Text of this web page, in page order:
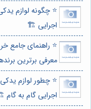
⭐️ چگونه لوازم
اجرایی 🏗️
⭐️ راهنمای جامع
معرفی برترین
⭐️ چطور لوازم
اجرایی گام به